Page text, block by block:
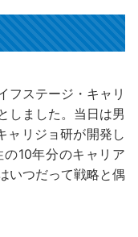
フステージ・キャリ
しました。当日は男
ャリジョ研が開発し
10年分のキャリア
いつだって戦略と偶